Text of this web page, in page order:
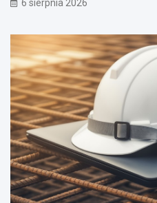
6 sierpnia 2026